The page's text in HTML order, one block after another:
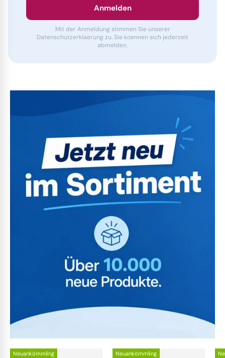
Anmelden
Mit der Anmeldung stimmen Sie unserer
Datenschutzerklaerung zu. Sie koennen sich jederzeit
abmelden.
Neuankömmling Neuankömmling